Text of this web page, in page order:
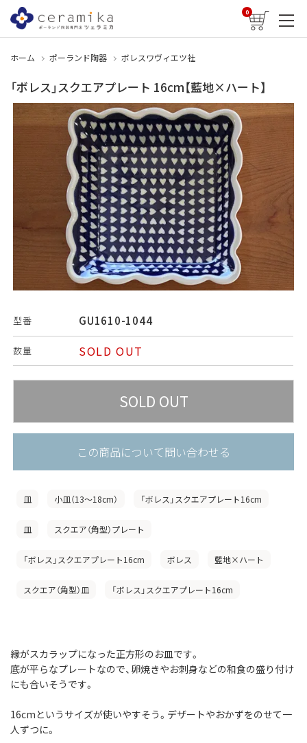
0
ホーム ポーランド陶器 ボレスワヴィエツ社
「ボレス」スクエアプレート 16cm【藍地×ハート】
型番 GU1610-1044
数量 SOLD OUT
この商品について問い合わせる
皿 小皿（13〜18cm） 「ボレス」スクエアプレート16cm
皿 スクエア（角型）プレート
「ボレス」スクエアプレート16cm ボレス 藍地×ハート
スクエア（角型）皿 「ボレス」スクエアプレート16cm
縁がスカラップになった正方形のお皿です。
底が平らなプレートなので、卵焼きやお刺身などの和食の盛り付け
にも合いそうです。
16cmというサイズが使いやすそう。デザートやおかずをのせて一
人ずつに。